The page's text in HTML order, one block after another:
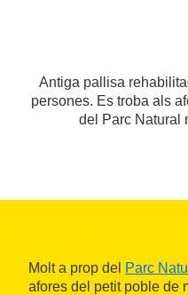
Antiga pallisa
persones. Es troba als
del Parc Natural
Molt a prop del Parc
afores del petit poble de